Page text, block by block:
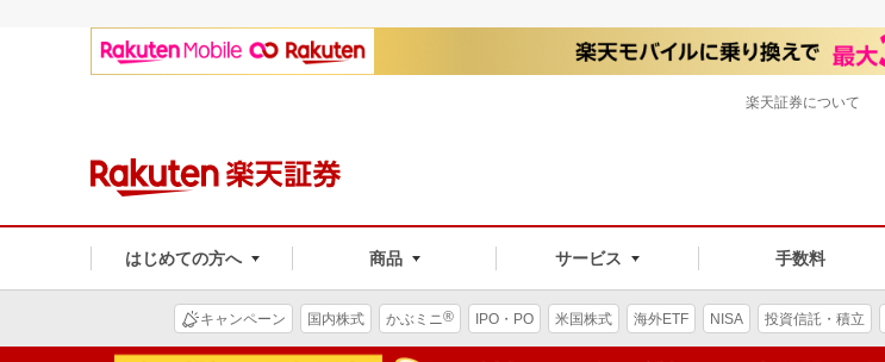
はじめての方へ 商品 サービス 手数料
楽天証券について
キャンペーン 国内株式 かぶミニ® IPO・PO 米国株式 海外ETF NISA 投資信託・積立